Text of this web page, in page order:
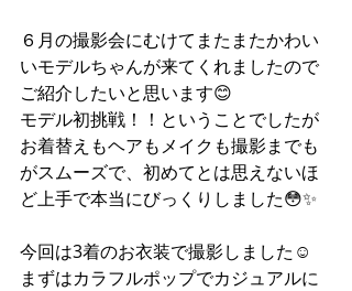
６月の撮影会にむけてまたまたかわい
いモデルちゃんが来てくれましたので
ご紹介したいと思います😊
モデル初挑戦！！ということでしたが
お着替えもヘアもメイクも撮影までも
がスムーズで、初めてとは思えないほ
ど上手で本当にびっくりしました😳✨
今回は3着のお衣装で撮影しました☺️
まずはカラフルポップでカジュアルに